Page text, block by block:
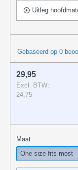
Uitleg
Gebaseerd op 0
29,95
Excl. BTW:
24,75
Maat
One size fits most